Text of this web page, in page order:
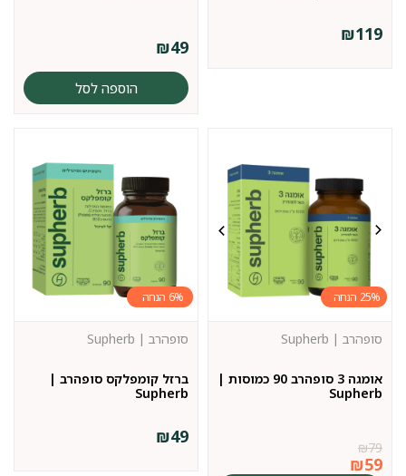
₪119
₪49
הוספה לסל
25%
אומגה 3 סופהרב 90 כמוסות |
Supherb
סופהרב | Supherb
₪79
₪59
6%
ברזל קומפלקס סופהרב |
Supherb
סופהרב | Supherb
₪49